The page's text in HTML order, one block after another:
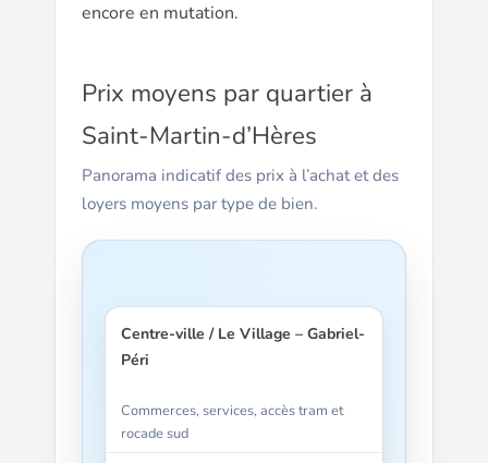
encore en mutation.
Prix moyens par quartier à
Saint-Martin-d’Hères
Panorama indicatif des prix à l’achat et des
loyers moyens par type de bien.
Centre-ville / Le Village – Gabriel-
Péri
Commerces, services, accès tram et
rocade sud